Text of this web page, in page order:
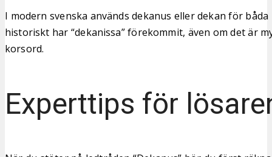
I modern svenska används dekanus eller dekan för
historiskt har “dekanissa” förekommit, även om det är
korsord.
Experttips för